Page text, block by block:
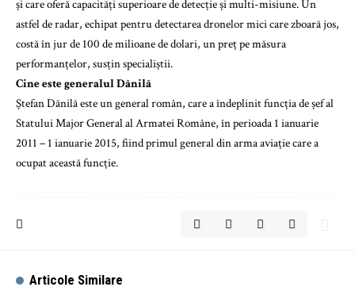
și care oferă capacități superioare de detecție și multi-misiune. Un
astfel de radar, echipat pentru detectarea dronelor mici care zboară jos,
costă în jur de 100 de milioane de dolari, un preț pe măsura
performanțelor, susțin specialiștii.
Cine este generalul Dănilă
Ștefan Dănilă este un general român, care a îndeplinit funcția de șef al
Statului Major General al Armatei Române, în perioada 1 ianuarie
2011 – 1 ianuarie 2015, fiind primul general din arma aviație care a
ocupat această funcție.
Articole Similare